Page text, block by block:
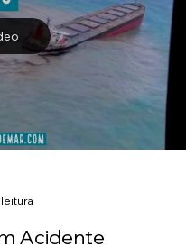
tem de Postos Gasolina na
bem perto de sua casa? Dia